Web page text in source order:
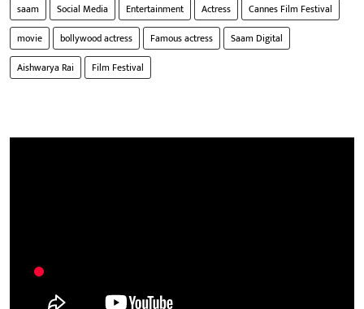
saam Social Media Entertainment Actress
Cannes Film Festival
movie
bollywood actress Famous actress
Saam Digital
Aishwarya Rai
Film Festival